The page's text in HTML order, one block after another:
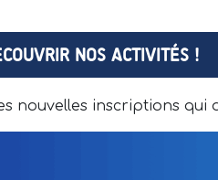
NOS ACTIVITÉS !
nouvelles inscriptions qui